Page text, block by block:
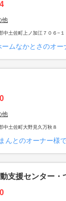
他
中土佐町上ノ加江７０６−１
ームなかとさのオー
他
中土佐町大野見久万秋８
んとのオーナー様
支援センター・